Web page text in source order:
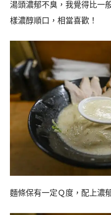
湯頭濃郁不臭，我覺得比一
樣濃醇順口，相當喜歡！
麵條保有一定Ｑ度，配上濃